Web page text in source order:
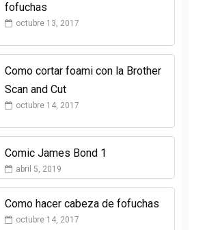
fofuchas
octubre 13, 2017
Como cortar foami con la Brother
Scan and Cut
octubre 14, 2017
Comic James Bond 1
abril 5, 2019
Como hacer cabeza de fofuchas
octubre 14, 2017